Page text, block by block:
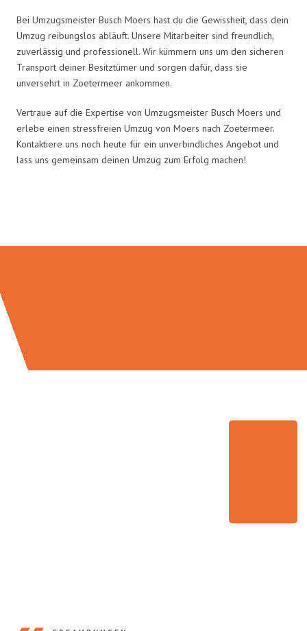
Bei Umzugsmeister Busch Moers hast du die Gewissheit, dass dein
Umzug reibungslos abläuft. Unsere Mitarbeiter sind freundlich,
zuverlässig und professionell. Wir kümmern uns um den sicheren
Transport deiner Besitztümer und sorgen dafür, dass sie
unversehrt in Zoetermeer ankommen.
Vertraue auf die Expertise von Umzugsmeister Busch Moers und
erlebe einen stressfreien Umzug von Moers nach Zoetermeer.
Kontaktiere uns noch heute für ein unverbindliches Angebot und
lass uns gemeinsam deinen Umzug zum Erfolg machen!